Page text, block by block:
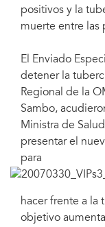
positivos y la
muerte entre las
El Enviado
detener la
Regional de la
Sambo,
Ministra de
presentar el
para
hacer frente a la
objetivo